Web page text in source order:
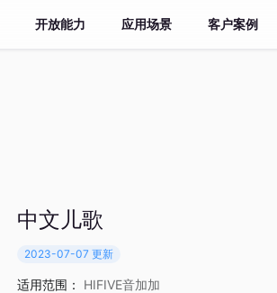
开放能力 应用场景 客户案例
中文儿歌
2023-07-07 更新
适用范围：
HIFIVE音加加